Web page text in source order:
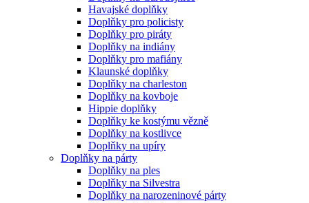
Havajské doplňky
Doplňky pro policisty
Doplňky pro piráty
Doplňky na indiány
Doplňky pro mafiány
Klaunské doplňky
Doplňky na charleston
Doplňky na kovboje
Hippie doplňky
Doplňky ke kostýmu vězně
Doplňky na kostlivce
Doplňky na upíry
Doplňky na párty
Doplňky na ples
Doplňky na Silvestra
Doplňky na narozeninové párty